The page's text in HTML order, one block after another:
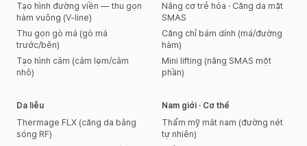
Tạo hình đường viền — thu gọn
hàm vuông (V-line)
Thu gọn gò má (gò má
trước/bên)
Tạo hình cằm (cằm lẹm/cằm
nhô)
Nâng cơ trẻ hóa · Căng da mặt
SMAS
Căng chỉ bám dính (má/đường
hàm)
Mini lifting (nâng SMAS một
phần)
Da liễu
Thermage FLX (căng da bằng
sóng RF)
Nam giới · Cơ thể
Thẩm mỹ mắt nam (đường nét
tự nhiên)